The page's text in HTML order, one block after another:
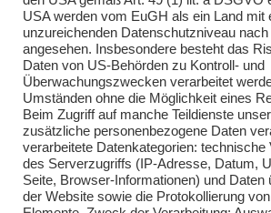
Übungen 2023
Übungen 2024
Übungen 2025
USA werden vom EuGH als ein Land mit
unzureichenden Datenschutzniveau
angesehen. Insbesondere besteht das
Daten von US-Behörden zu Kontroll- und
Überwachungszwecken verarbeitet
Umständen ohne die Möglichkeit eines
Beim Zugriff auf manche Teildienste
zusätzliche personenbezogene Daten
verarbeitete Datenkategorien: technische
des Serverzugriffs (IP-Adresse, Datum,
Seite, Browser-Informationen) und Daten
der Website sowie die Protokollierung